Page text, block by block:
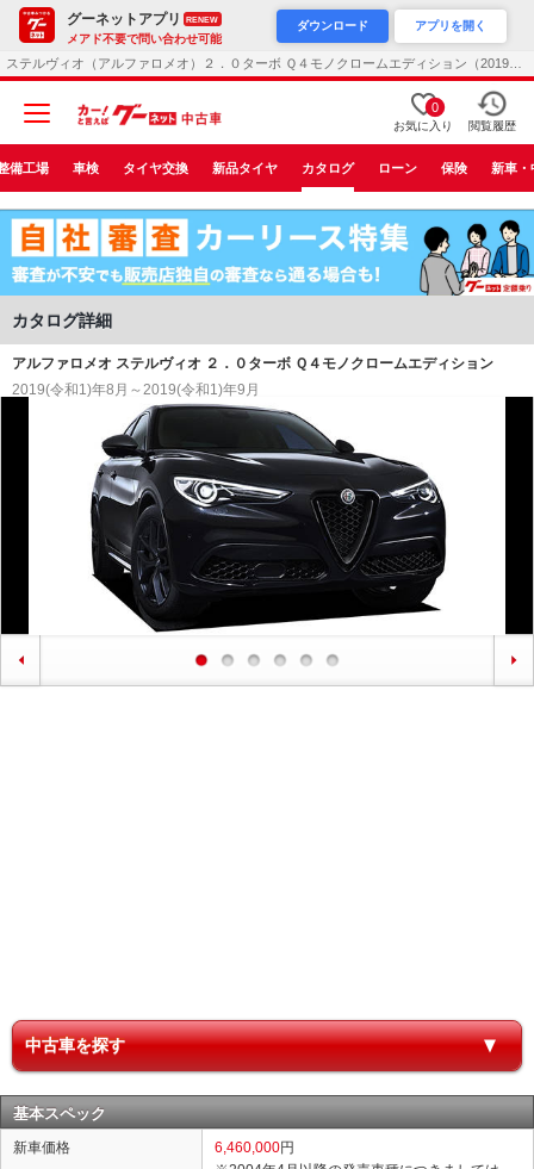
グーネットアプリ RENEW
メアド不要で問い合わせ可能
ダウンロード アプリを開く
0
お気に入り 閲覧履歴
備工場 車検 タイヤ交換 新品タイヤ カタログ ローン 保険 新車・
カタログ詳細
アルファロメオ ステルヴィオ ２．０ターボ Ｑ４モノクロームエディション
2019(令和1)年8月～2019(令和1)年9月
中古車を探す
基本スペック
新車価格 6,460,000円